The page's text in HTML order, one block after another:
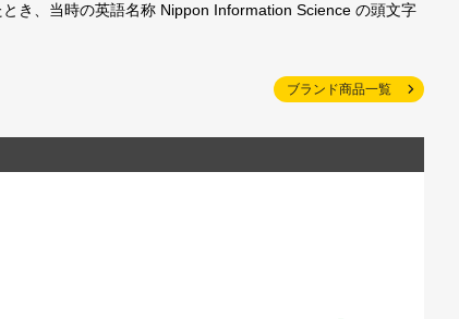
き、当時の英語名称 Nippon Information Science の頭文字
ブランド商品一覧